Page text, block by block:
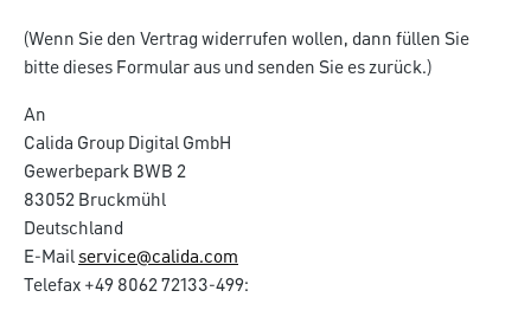
(Wenn Sie den Vertrag widerrufen wollen, dann füllen Sie
bitte dieses Formular aus und senden Sie es zurück.)
An
Calida Group Digital GmbH
Gewerbepark BWB 2
83052 Bruckmühl
Deutschland
E-Mailservice@calida.com
Telefax +49 8062 72133-499: